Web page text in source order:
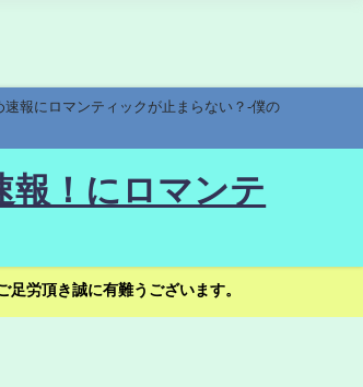
報にロマンティックが止まらない？-僕の
報！にロマンテ
労頂き誠に有難うございます。